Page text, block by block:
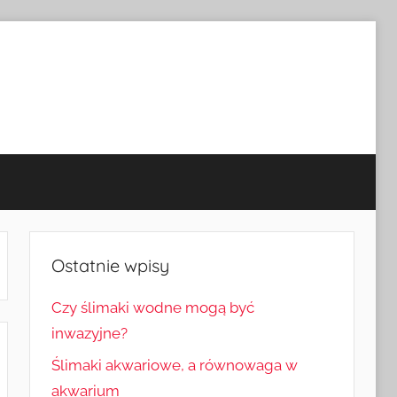
Ostatnie wpisy
Czy ślimaki wodne mogą być
inwazyjne?
Ślimaki akwariowe, a równowaga w
akwarium